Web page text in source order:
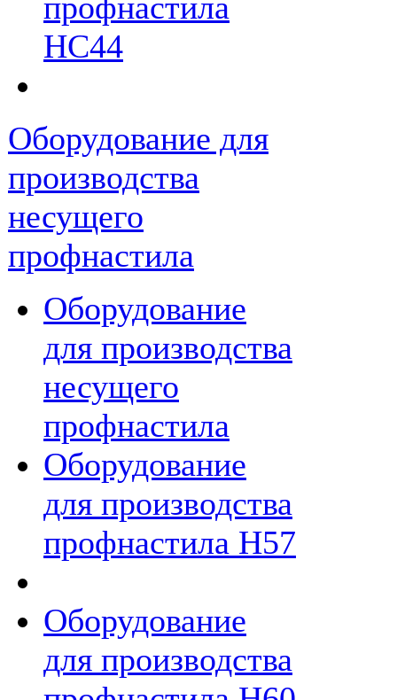
НС44
Оборудование для
производства
несущего
профнастила
Оборудование
для производства
несущего
профнастила
Оборудование
для производства
профнастила Н57
Оборудование
для производства